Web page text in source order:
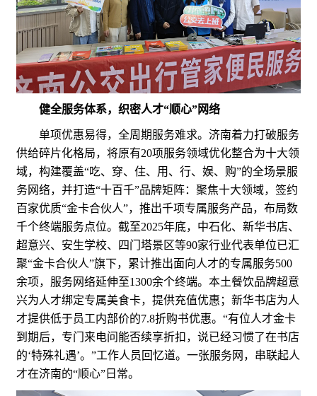
健全服务体系，织密人才“顺心”网络
单项优惠易得，全周期服务难求。济南着力打破服务
供给碎片化格局，将原有20项服务领域优化整合为十大领
域，构建覆盖“吃、穿、住、用、行、娱、购”的全场景服
务网络，并打造“十百千”品牌矩阵：聚焦十大领域，签约
百家优质“金卡合伙人”，推出千项专属服务产品，布局数
千个终端服务点位。截至2025年底，中石化、新华书店、
超意兴、安生学校、四门塔景区等90家行业代表单位已汇
聚“金卡合伙人”旗下，累计推出面向人才的专属服务500
余项，服务网络延伸至1300余个终端。本土餐饮品牌超意
兴为人才绑定专属美食卡，提供充值优惠；新华书店为人
才提供低于员工内部价的7.8折购书优惠。“有位人才金卡
到期后，专门来电问能否续享折扣，说已经习惯了在书店
的‘特殊礼遇’。”工作人员回忆道。一张服务网，串联起人
才在济南的“顺心”日常。